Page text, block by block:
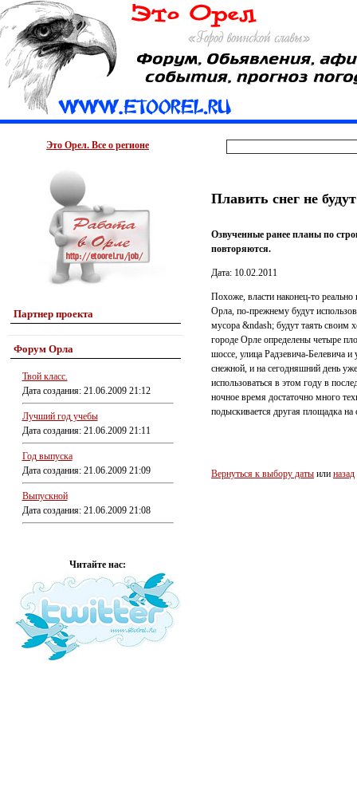
Это Орел. Все о регионе
Партнер проекта
Форум Орла
Твой класс.
Дата создания: 21.06.2009 21:12
Лучший год учебы
Дата создания: 21.06.2009 21:11
Год выпуска
Дата создания: 21.06.2009 21:09
Выпускной
Дата создания: 21.06.2009 21:08
Читайте нас:
Плавить снег не
Озвученные ранее планы по
повторяются.
Дата: 10.02.2011
Похоже, власти наконец-то
Орла, по-прежнему будут
мусора &ndash; будут таять своим
городе Орле определены четыре
шоссе, улица Радзевича-Белевича
снежной, и на сегодняшний день
использоваться в этом году в
ночное время достаточно много
подыскивается другая площадка
Вернуться к выбору даты или назад